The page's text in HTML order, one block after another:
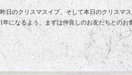
昨日のクリスマスイブ、そして本日のクリスマ
1年になるよう、まずは仲良しのお友だちとの